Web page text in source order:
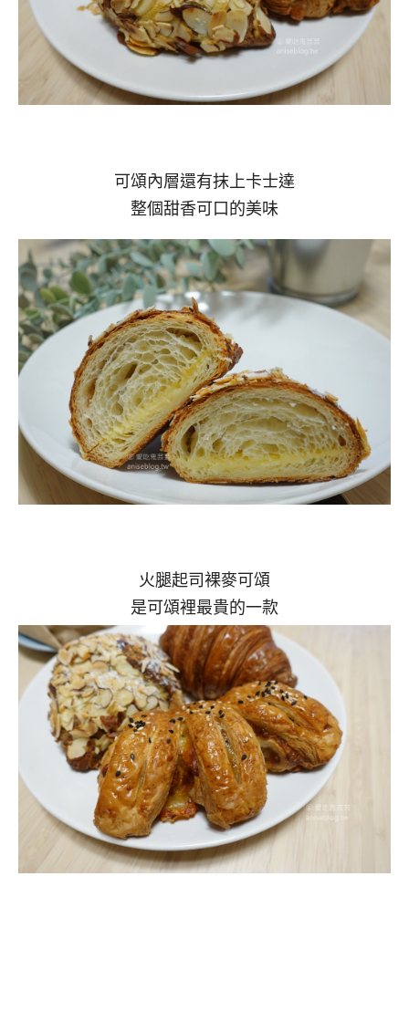
可頌內層還有抹上卡士達
整個甜香可口的美味
火腿起司裸麥可頌
是可頌裡最貴的一款